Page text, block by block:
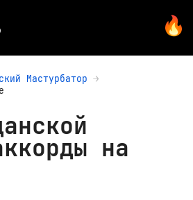
Мастурбатор
на